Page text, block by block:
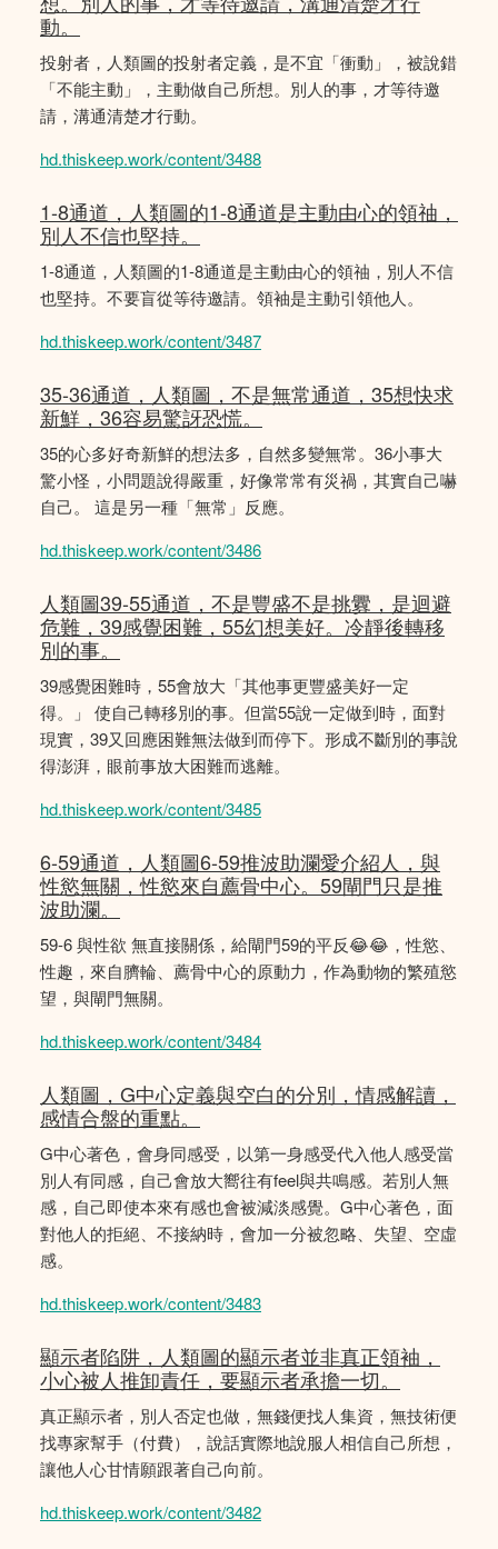
動。
投射者，人類圖的投射者定義，是不宜「衝動」，被說錯
「不能主動」，主動做自己所想。別人的事，才等待邀
請，溝通清楚才行動。
hd.thiskeep.work/content/3488
1-8通道，人類圖的1-8通道是主動由心的領䄂，
別人不信也堅持。
1-8通道，人類圖的1-8通道是主動由心的領䄂，別人不信
也堅持。不要盲從等待邀請。領袖是主動引領他人。
hd.thiskeep.work/content/3487
35-36通道，人類圖，不是無常通道，35想快求
新鮮，36容易驚訝恐慌。
35的心多好奇新鮮的想法多，自然多變無常。36小事大
驚小怪，小問題說得嚴重，好像常常有災禍，其實自己嚇
自己。 這是另一種「無常」反應。
hd.thiskeep.work/content/3486
人類圖39-55通道，不是豐盛不是挑釁，是迴避
危難，39感覺困難，55幻想美好。冷靜後轉移
別的事。
39感覺困難時，55會放大「其他事更豐盛美好一定
得。」 使自己轉移別的事。但當55說一定做到時，面對
現實，39又回應困難無法做到而停下。形成不斷別的事說
得澎湃，眼前事放大困難而逃離。
hd.thiskeep.work/content/3485
6-59通道，人類圖6-59推波助瀾愛介紹人，與
性慾無關，性慾來自薦骨中心。59閘門只是推
波助瀾。
59-6 與性欲 無直接關係，給閘門59的平反😂😂，性慾、
性趣，來自臍輪、薦骨中心的原動力，作為動物的繁殖慾
望，與閘門無關。
hd.thiskeep.work/content/3484
人類圖，G中心定義與空白的分別，情感解讀，
感情合盤的重點。
G中心著色，會身同感受，以第一身感受代入他人感受當
別人有同感，自己會放大嚮往有feel與共鳴感。若別人無
感，自己即使本來有感也會被減淡感覺。G中心著色，面
對他人的拒絕、不接納時，會加一分被忽略、失望、空虛
感。
hd.thiskeep.work/content/3483
顯示者陷阱，人類圖的顯示者並非真正領袖，
小心被人推卸責任，要顯示者承擔一切。
真正顯示者，別人否定也做，無錢便找人集資，無技術便
找專家幫手（付費），說話實際地說服人相信自己所想，
讓他人心甘情願跟著自己向前。
hd.thiskeep.work/content/3482